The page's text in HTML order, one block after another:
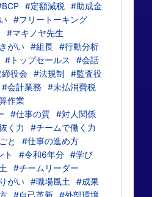
#定額減税 #助成金
#フリートーキング
#マキノヤ先生
がい #組長 #行動分析
#トップセールス
#会話
役会 #法規制
#監査役
#会計業務
#未払消費税
作業
#仕事の質 #対人関係
く力
#チームで働く力
と
#仕事の進め方
ト
#令和6年分 #学び
#チームリーダー
がい #職場風土
#成果
#自己革新 #外部環境